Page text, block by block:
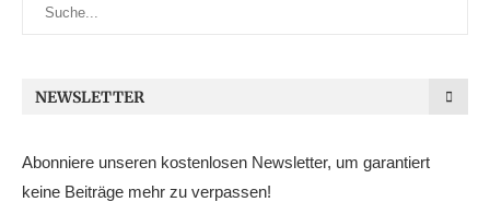
NEWSLETTER
Abonniere unseren kostenlosen Newsletter, um garantiert
keine Beiträge mehr zu verpassen!